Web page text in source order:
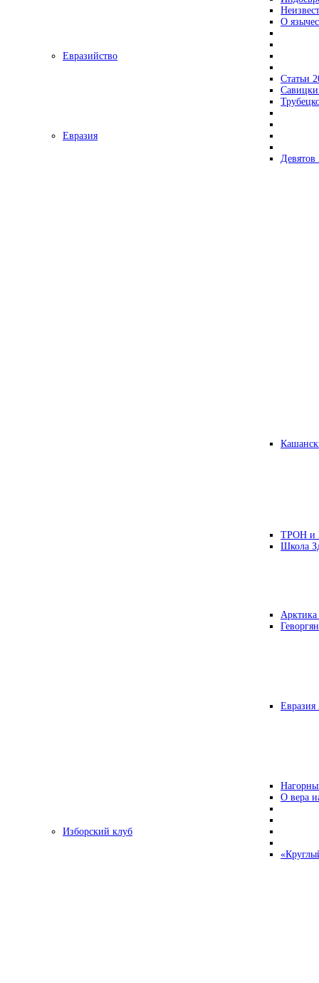
О
Евразийство
Статьи
Евразия
ТРОН и
Школа
Евразия
О вера
Изборский клуб